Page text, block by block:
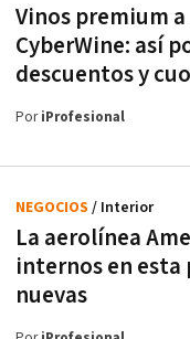
Vinos premium
CyberWine: así
descuentos y
PoriProfesional
La aerolínea
internos en esta
nuevas
NEGOCIOS / Interior